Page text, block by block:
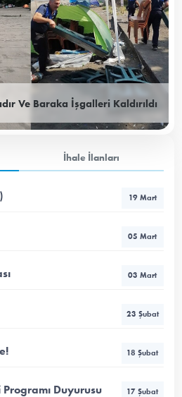
Ve Baraka İşgalleri Kaldırıldı
İhale İlanları
19 Mart
05 Mart
03 Mart
23 Şubat
18 Şubat
Duyurusu 17 Şubat